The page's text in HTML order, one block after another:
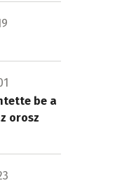
be a
orosz